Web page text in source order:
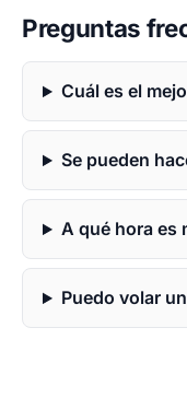
Preguntas
Cuál es el
Se pueden
A qué hora es
Puedo volar